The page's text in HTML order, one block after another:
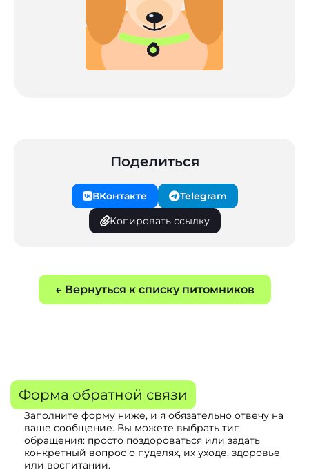
Поделиться
ВКонтакте
Telegram
Копировать ссылку
← Вернуться к списку питомников
Форма обратной связи
Заполните форму ниже, и я обязательно отвечу на
ваше сообщение. Вы можете выбрать тип
обращения: просто поздороваться или задать
конкретный вопрос о пуделях, их уходе, здоровье
или воспитании.